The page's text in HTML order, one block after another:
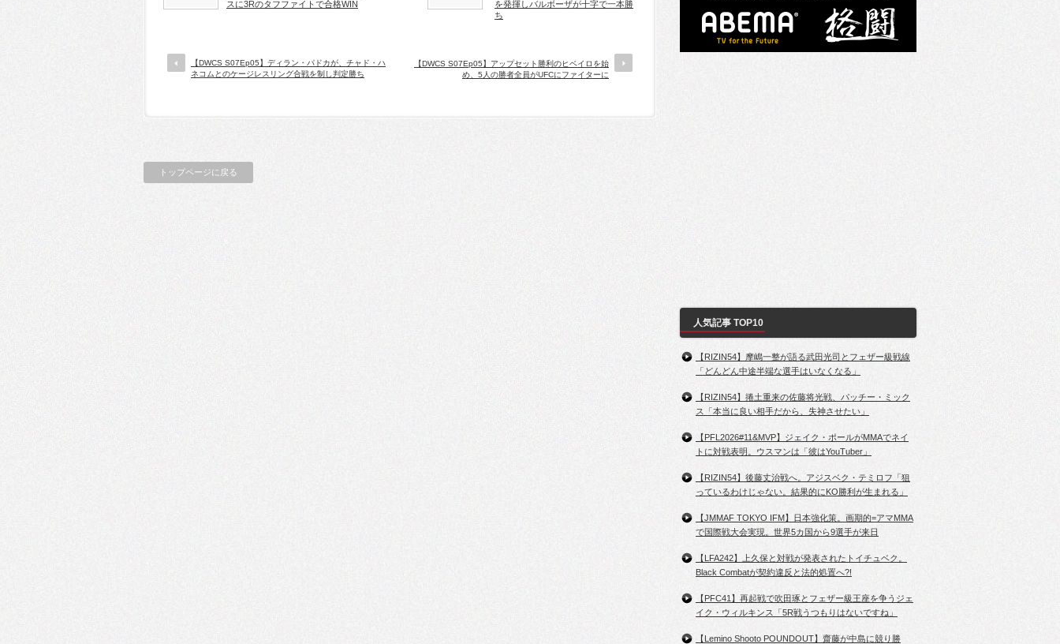
スに3Rのタフファイトで合格WIN
を発揮しバルボーザが十字で一本勝
ち
【DWCS S07Ep05】ディラン・パドカが、チャド・ハ
ネコムとのケージレスリング合戦を制し判定勝ち
【DWCS S07Ep05】アップセット勝利のヒベイロを始
め、5人の勝者全員がUFCにファイターに
トップページに戻る
人気記事 TOP10
【RIZIN54】摩嶋一整が語る武田光司とフェザー級戦線
「どんどん中途半端な選手はいなくなる」
【RIZIN54】捲土重来の佐藤将光戦、パッチー・ミック
ス「本当に良い相手だから、失神させたい」
【PFL2026#11&MVP】ジェイク・ポールがMMAでネイ
トに対戦表明。ウスマンは「彼はYouTuber」
【RIZIN54】後藤丈治戦へ。アジスベク・テミロフ「狙
っているわけじゃない。結果的にKO勝利が生まれる」
【JMMAF TOKYO IFM】日本強化策。画期的=アマMMA
で国際戦大会実現。世界5カ国から9選手が来日
【LFA242】上久保と対戦が発表されたトイチュベク。
Black Combatが契約違反と法的処置へ?!
【PFC41】再起戦で吹田琢とフェザー級王座を争うジェ
イク・ウィルキンス「5R戦うつもりはないですね」
【Lemino Shooto POUNDOUT】齋藤が中島に競り勝